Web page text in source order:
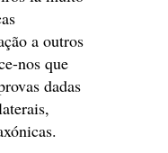
a outros
nos que
dadas